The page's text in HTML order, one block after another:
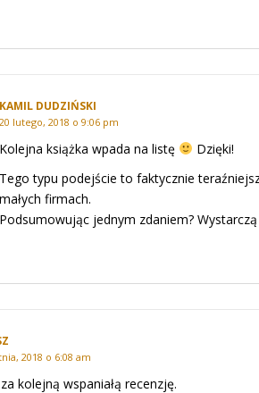
KAMIL DUDZIŃSKI
20 lutego, 2018 o 9:06 pm
Kolejna książka wpada na listę
Dzięki!
Tego typu podejście to faktycznie
małych firmach.
Podsumowując jednym zdaniem?
2018 o 6:08 am
kolejną wspaniałą recenzję.